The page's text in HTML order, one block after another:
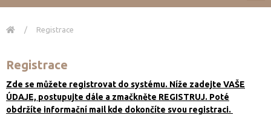
/ Registrace
Registrace
Zde se můžete registrovat do systému. Níže zadejte VAŠE
ÚDAJE, postupujte dále a zmačkněte REGISTRUJ. Poté
obdržíte informační mail kde dokončíte svou registraci.